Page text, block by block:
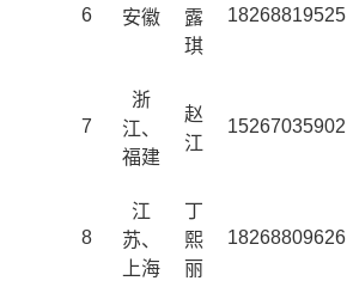
6 安徽
露
琪
18268819525
7
浙
江、
福建
赵
江
15267035902
8
江
苏、
上海
丁
熙
丽
18268809626